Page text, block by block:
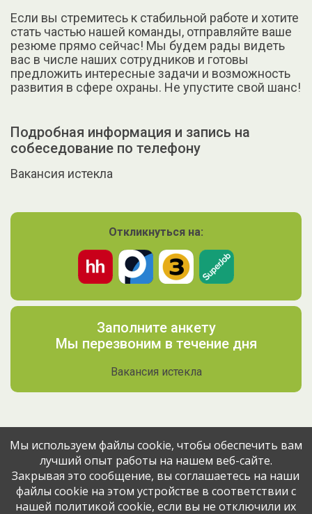
Если вы стремитесь к стабильной работе и хотите
стать частью нашей команды, отправляйте ваше
резюме прямо сейчас! Мы будем рады видеть
вас в числе наших сотрудников и готовы
предложить интересные задачи и возможность
развития в сфере охраны. Не упустите свой шанс!
Подробная информация и запись на
собеседование по телефону
Вакансия истекла
Откликнуться на:
Заполните анкету
Мы перезвоним в течение дня
Вакансия истекла
Поделитесь вакансией с друзьями
Эта вакансия размещена10 месяцев назад через сервис
Мы используем файлы cookie, чтобы обеспечить вам
лучший опыт работы на нашем веб-сайте.
Закрывая это сообщение, вы соглашаетесь на наши
файлы cookie на этом устройстве в соответствии с
нашей политикой cookie, если вы не отключили их